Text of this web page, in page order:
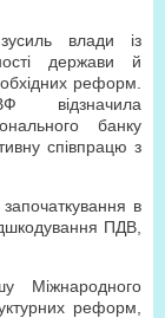
влади із
держави й
реформ.
відзначила
банку
співпрацю з
в
ПДВ,
Міжнародного
реформ,